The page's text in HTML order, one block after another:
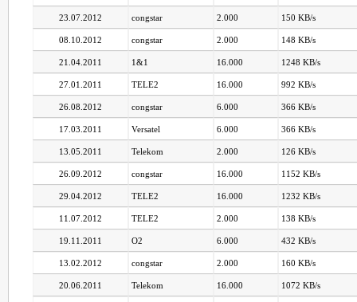
23.07.2012 congstar 2.000 150 KB/s
08.10.2012 congstar 2.000 148 KB/s
21.04.2011 1&1 16.000 1248 KB/s
27.01.2011 TELE2 16.000 992 KB/s
26.08.2012 congstar 6.000 366 KB/s
17.03.2011 Versatel 6.000 366 KB/s
13.05.2011 Telekom 2.000 126 KB/s
26.09.2012 congstar 16.000 1152 KB/s
29.04.2012 TELE2 16.000 1232 KB/s
11.07.2012 TELE2 2.000 138 KB/s
19.11.2011 O2 6.000 432 KB/s
13.02.2012 congstar 2.000 160 KB/s
20.06.2011 Telekom 16.000 1072 KB/s